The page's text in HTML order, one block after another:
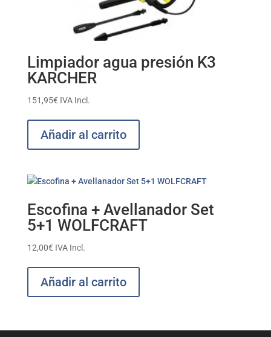
Limpiador agua presión K3
KARCHER
151,95€ IVA Incl.
Añadir al carrito
Escofina + Avellanador Set
5+1 WOLFCRAFT
12,00€ IVA Incl.
Añadir al carrito